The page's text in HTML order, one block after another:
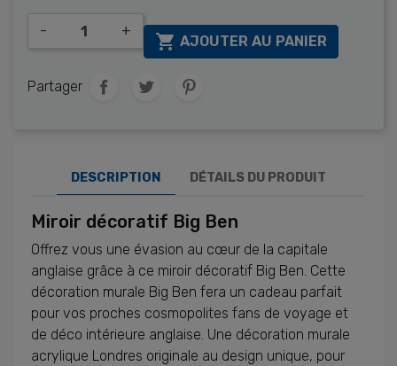
- +
 AJOUTER AU PANIER
Partager
DESCRIPTION DÉTAILS DU PRODUIT
Miroir décoratif Big Ben
Offrez vous une évasion au cœur de la capitale
anglaise grâce à ce miroir décoratif Big Ben. Cette
décoration murale Big Ben fera un cadeau parfait
pour vos proches cosmopolites fans de voyage et
de déco intérieure anglaise. Une décoration murale
acrylique Londres originale au design unique, pour